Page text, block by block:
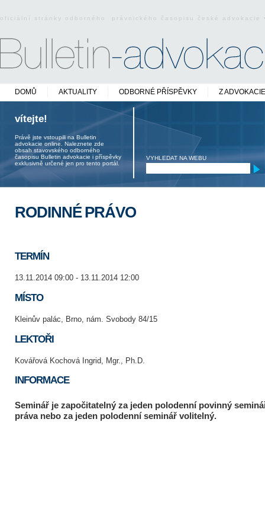
oficiální stránky odborného právnického časopisu české
DOMŮ AKTUALITY ODBORNÉ PŘÍSPĚVKY Z ADVOKACIE
vítejte!
Právě jste vstoupili na Bulletin
advokacie online. Naleznete zde
obsah stavovského odborného
časopisu Bulletin advokacie i příspěvky
exklusivně určené jen pro tento portál.
VYHLEDAT NA WEBU
RODINNÉ PRÁVO
TERMÍN
13.11.2014 09:00 - 13.11.2014 12:00
MÍSTO
Kleinův palác, Brno, nám. Svobody 84/15
LEKTOŘI
Kovářová Kochová Ingrid, Mgr., Ph.D.
INFORMACE
Seminář je započitatelný za jeden polodenní povinný
práva nebo za jeden polodenní seminář volitelný.